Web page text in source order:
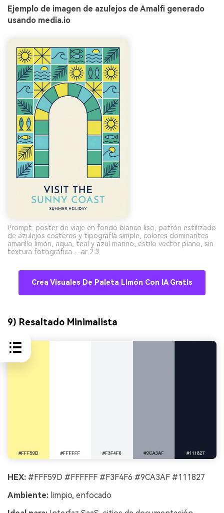
Ejemplo de imagen de azulejos de Amalfi generado
usando media.io
Prompt: poster de viaje en fondo blanco liso, patrón estilizado
de azulejos costeros y tipografía simple, colores dominantes
amarillo limón, aqua, teal y azul marino, estilo vector plano, sin
textura fotográfica --ar 2:3
Crea Visuales De Paleta Limón Con IA Gratis
9) Resaltado Minimalista
HEX: #FFF59D #FFFFFF #F3F4F6 #9CA3AF #111827
Ambiente: limpio, enfocado